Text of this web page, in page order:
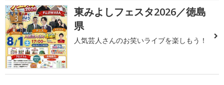
3
東みよしフェスタ2026／徳島
県
人気芸人さんのお笑いライブを楽しもう！